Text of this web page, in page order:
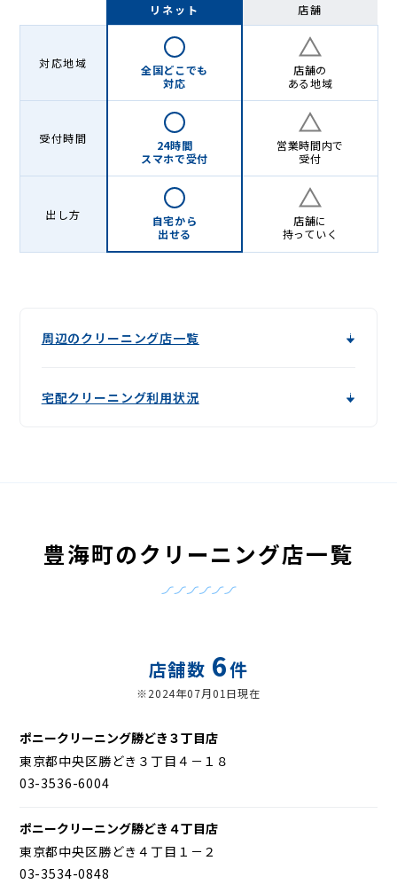
リネット 店舗
対応地域
全国どこでも
対応
店舗の
ある地域
受付時間
24時間
スマホで受付
営業時間内で
受付
出し方
自宅から
出せる
店舗に
持っていく
周辺のクリーニング店一覧
宅配クリーニング利用状況
豊海町のクリーニング店一覧
店舗数 6件
※2024年07月01日現在
ポニークリーニング勝どき３丁目店
東京都中央区勝どき３丁目４－１８
03-3536-6004
ポニークリーニング勝どき４丁目店
東京都中央区勝どき４丁目１－２
03-3534-0848